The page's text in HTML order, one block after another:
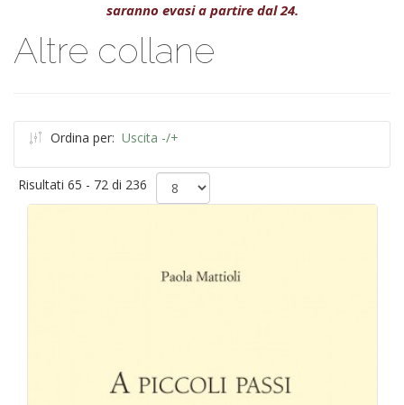
saranno evasi a partire dal 24.
Altre collane
Ordina per: Uscita -/+
Risultati 65 - 72 di 236